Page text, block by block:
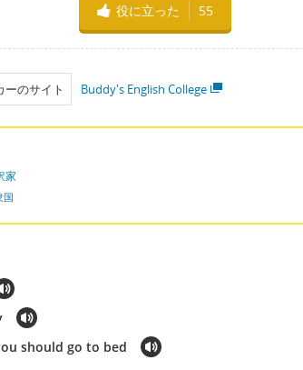
役に立った 55
ーのサイト Buddy's English College
家
国
should go to bed